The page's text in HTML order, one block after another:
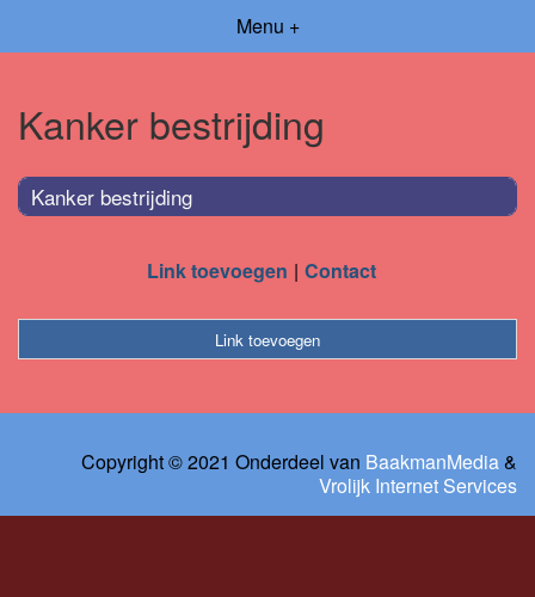
Menu +
Kanker bestrijding
Kanker bestrijding
Link toevoegen Contact
Link toevoegen
Copyright © 2021 Onderdeel van BaakmanMedia&
Vrolijk Internet Services